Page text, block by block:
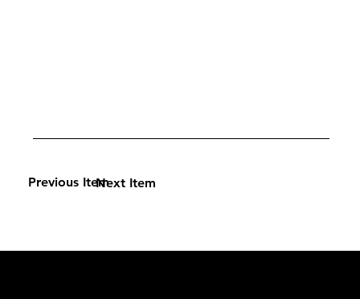
Next Item
Previous Item